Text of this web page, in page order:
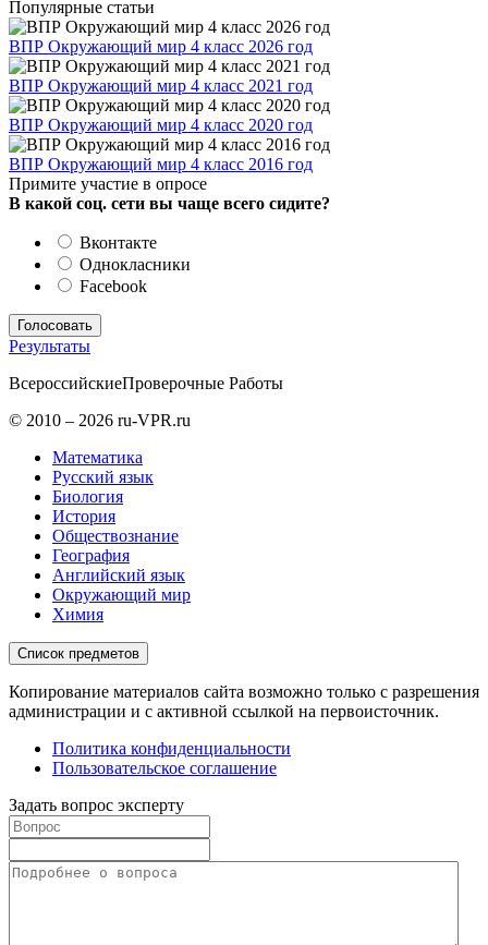
Популярные статьи
ВПР Окружающий мир 4 класс 2026 год
ВПР Окружающий мир 4 класс 2021 год
ВПР Окружающий мир 4 класс 2020 год
ВПР Окружающий мир 4 класс 2016 год
Примите участие в опросе
В какой соц. сети вы чаще всего сидите?
Вконтакте
Однокласники
Facebook
Результаты
ВсероссийскиеПроверочные Работы
© 2010 – 2026 ru-VPR.ru
Математика
Русский язык
Биология
История
Обществознание
География
Английский язык
Окружающий мир
Химия
Список предметов
Копирование материалов сайта возможно только с разрешения
администрации и с активной ссылкой на первоисточник.
Политика конфиденциальности
Пользовательское соглашение
Задать вопрос эксперту